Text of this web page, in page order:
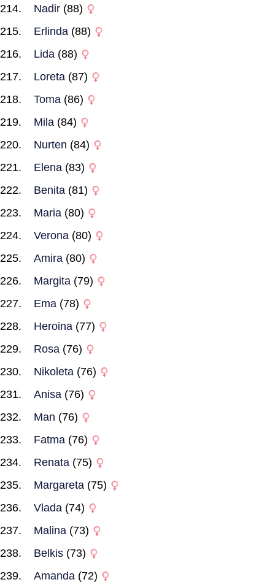
Nadir (88)
Erlinda (88)
Lida (88)
Loreta (87)
Toma (86)
Mila (84)
Nurten (84)
Elena (83)
Benita (81)
Maria (80)
Verona (80)
Amira (80)
Margita (79)
Ema (78)
Heroina (77)
Rosa (76)
Nikoleta (76)
Anisa (76)
Man (76)
Fatma (76)
Renata (75)
Margareta (75)
Vlada (74)
Malina (73)
Belkis (73)
Amanda (72)